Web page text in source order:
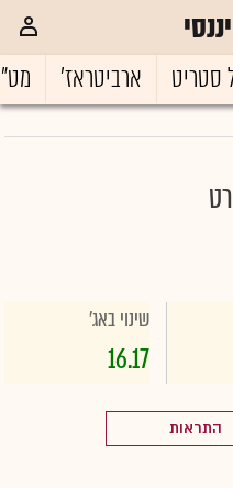
סטריט ארביטראז'
שינוי באג'
16.17
התראות